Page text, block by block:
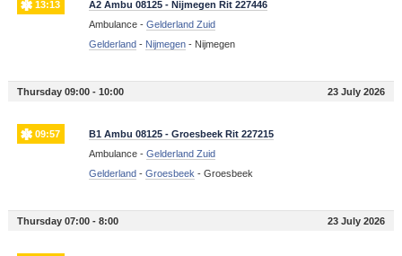
13:13
A2 Ambu 08125 - Nijmegen Rit 227446
Ambulance - Gelderland Zuid
Gelderland- Nijmegen- Nijmegen
Thursday 09:00 - 10:00 23 July 2026
09:57
B1 Ambu 08125 - Groesbeek Rit 227215
Ambulance - Gelderland Zuid
Gelderland- Groesbeek - Groesbeek
Thursday 07:00 - 8:00 23 July 2026